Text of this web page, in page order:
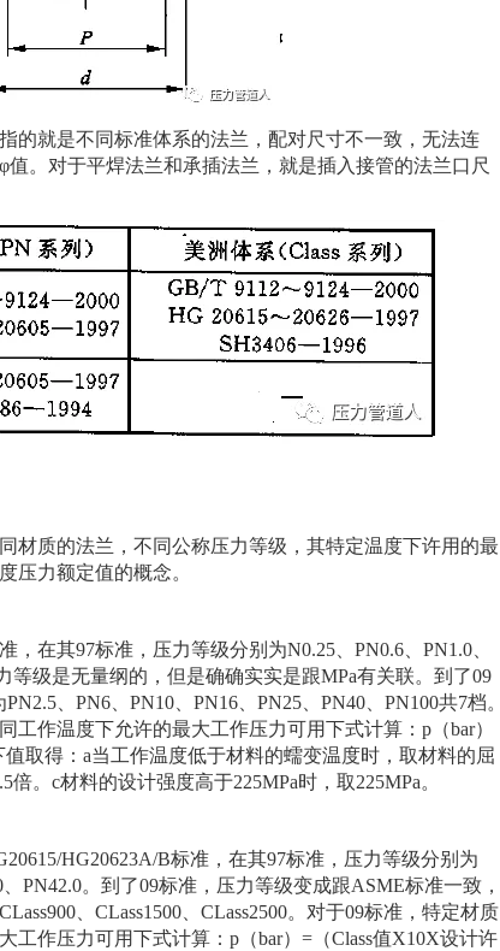
的就是不同标准体系的法兰，配对尺寸不一致，无法连
。对于平焊法兰和承插法兰，就是插入接管的法兰口尺
材质的法兰，不同公称压力等级，其特定温度下许用的最
压力额定值的概念。
在其97标准，压力等级分别为N0.25、PN0.6、PN1.0、
等级是无量纲的，但是确确实实是跟MPa有关联。到了09
、PN6、PN10、PN16、PN25、PN40、PN100共7档。
工作温度下允许的最大工作压力可用下式计算：p（bar）
取得：a当工作温度低于材料的蠕变温度时，取材料的屈
。c材料的设计强度高于225MPa时，取225MPa。
HG20623A/B标准，在其97标准，压力等级分别为
PN42.0。到了09标准，压力等级变成跟ASME标准一致，
、CLass1500、CLass2500。对于09标准，特定材质
工作压力可用下式计算：p（bar）=（Class值X10X设计许